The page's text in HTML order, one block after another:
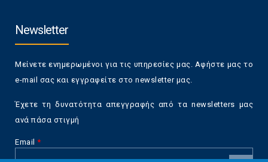
Newsletter
Μείνετε ενημερωμένοι για τις υπηρεσίες μας. Αφήστε μας το
e-mail σας και εγγραφείτε στο newsletter μας.
Έχετε τη δυνατότητα απεγγραφής από τα newsletters μας
ανά πάσα στιγμή
Email *